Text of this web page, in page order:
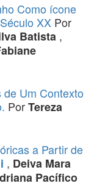
Como ícone
XX Por
Batista ,
Um Contexto
PorTereza
a Partir de
, Deiva Mara
Pacífico